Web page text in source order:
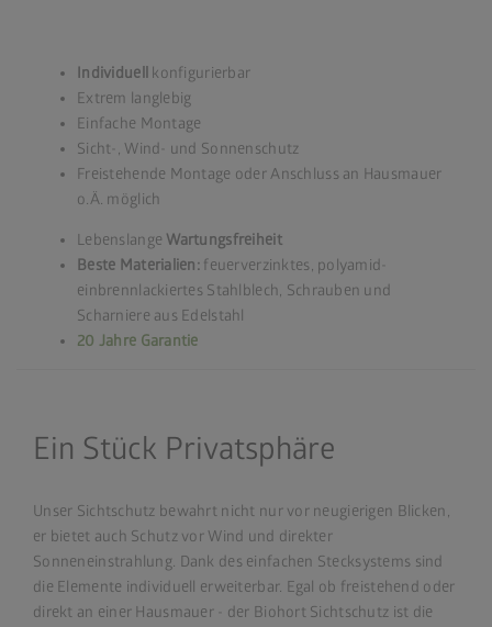
Individuell konfigurierbar
Extrem langlebig
Einfache Montage
Sicht-, Wind- und Sonnenschutz
Freistehende Montage oder Anschluss an Hausmauer
o.Ä. möglich
Lebenslange Wartungsfreiheit
Beste Materialien: feuerverzinktes, polyamid-
einbrennlackiertes Stahlblech, Schrauben und
Scharniere aus Edelstahl
20 Jahre Garantie
Ein Stück Privatsphäre
Unser Sichtschutz bewahrt nicht nur vor neugierigen Blicken,
er bietet auch Schutz vor Wind und direkter
Sonneneinstrahlung. Dank des einfachen Stecksystems sind
die Elemente individuell erweiterbar. Egal ob freistehend oder
direkt an einer Hausmauer - der Biohort Sichtschutz ist die